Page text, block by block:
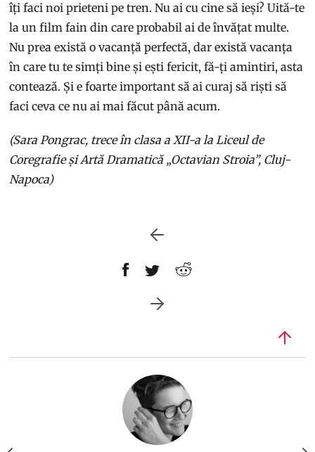
îți faci noi prieteni pe tren. Nu ai cu cine să ieși? Uită-te
la un film fain din care probabil ai de învățat multe.
Nu prea există o vacanță perfectă, dar există vacanța
în care tu te simți bine și ești fericit, fă-ți amintiri, asta
contează. Și e foarte important să ai curaj să riști să
faci ceva ce nu ai mai făcut până acum.
(Sara Pongrac, trece în clasa a XII-a la Liceul de
Coregrafie și Artă Dramatică „Octavian Stroia”, Cluj-
Napoca)